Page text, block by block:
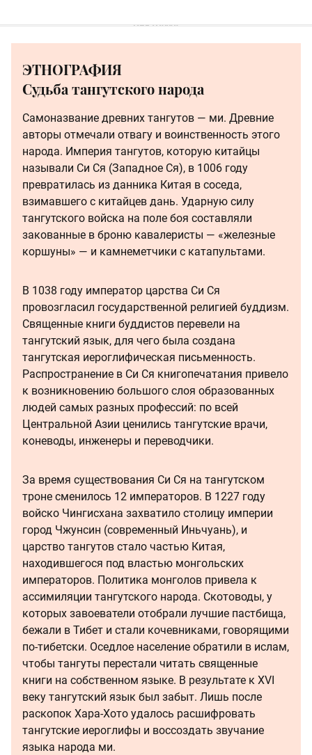
ЭТНОГРАФИЯ
Судьба тангутского народа
Самоназвание древних тангутов — ми. Древние
авторы отмечали отвагу и воинственность этого
народа. Империя тангутов, которую китайцы
называли Си Ся (Западное Ся), в 1006 году
превратилась из данника Китая в соседа,
взимавшего с китайцев дань. Ударную силу
тангутского войска на поле боя составляли
закованные в броню кавалеристы — «железные
коршуны» — и камнеметчики с катапультами.
В 1038 году император царства Си Ся
провозгласил государственной религией буддизм.
Священные книги буддистов перевели на
тангутский язык, для чего была создана
тангутская иероглифическая письменность.
Распространение в Си Ся книгопечатания привело
к возникновению большого слоя образованных
людей самых разных профессий: по всей
Центральной Азии ценились тангутские врачи,
коневоды, инженеры и переводчики.
За время существования Си Ся на тангутском
троне сменилось 12 императоров. В 1227 году
войско Чингисхана захватило столицу империи
город Чжунсин (современный Иньчуань), и
царство тангутов стало частью Китая,
находившегося под властью монгольских
императоров. Политика монголов привела к
ассимиляции тангутского народа. Скотоводы, у
которых завоеватели отобрали лучшие пастбища,
бежали в Тибет и стали кочевниками, говорящими
по-тибетски. Оседлое население обратили в ислам,
чтобы тангуты перестали читать священные
книги на собственном языке. В результате к XVI
веку тангутский язык был забыт. Лишь после
раскопок Хара-Хото удалось расшифровать
тангутские иероглифы и воссоздать звучание
языка народа ми.